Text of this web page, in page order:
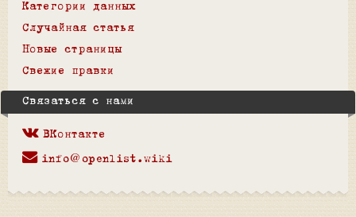
Категории данных
Случайная статья
Новые страницы
Свежие правки
Связаться с нами
ВКонтакте
info@openlist.wiki